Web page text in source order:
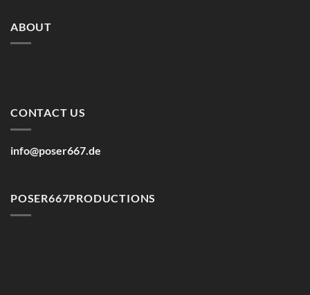
ABOUT
CONTACT US
info@poser667.de
POSER667PRODUCTIONS